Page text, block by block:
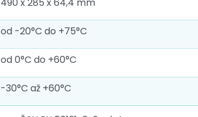
od -20°C do +75°C
od 0°C do +60°C
-30°C až +60°C